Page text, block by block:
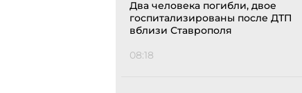
Два человека погибли, двое
госпитализированы после ДТП
вблизи Ставрополя
08:18